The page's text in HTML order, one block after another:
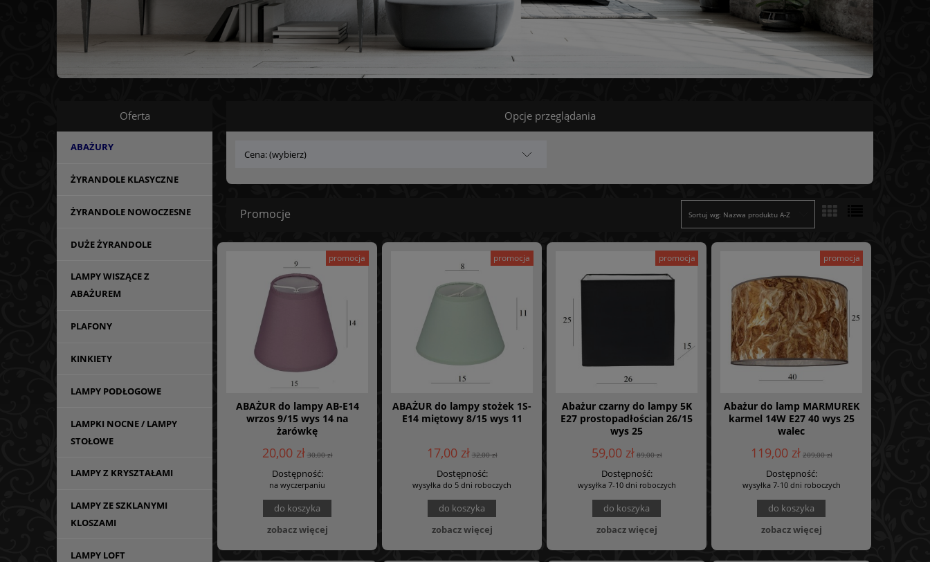
Oferta
ABAŻURY
ŻYRANDOLE KLASYCZNE
ŻYRANDOLE NOWOCZESNE
DUŻE ŻYRANDOLE
LAMPY WISZĄCE Z
ABAŻUREM
PLAFONY
KINKIETY
LAMPY PODŁOGOWE
LAMPKI NOCNE / LAMPY
STOŁOWE
LAMPY Z KRYSZTAŁAMI
LAMPY ZE SZKLANYMI
KLOSZAMI
LAMPY LOFT
Opcje przeglądania
Cena: (wybierz)
Promocje Sortuj wg: Nazwa produktu A-Z
ABAŻUR do lampy AB-E14
wrzos 9/15 wys 14 na
żarówkę
20,00 zł 30,00 zł
Dostępność:
na wyczerpaniu
do koszyka
zobacz więcej
promocja
ABAŻUR do lampy stożek 1S-
E14 miętowy 8/15 wys 11
17,00 zł 32,00 zł
Dostępność:
wysyłka do 5 dni roboczych
do koszyka
zobacz więcej
promocja
Abażur czarny do lampy 5K
E27 prostopadłościan 26/15
wys 25
59,00 zł 89,00 zł
Dostępność:
wysyłka 7-10 dni roboczych
do koszyka
zobacz więcej
promocja
Abażur do lamp MARMUREK
karmel 14W E27 40 wys 25
walec
119,00 zł 209,00 zł
Dostępność:
wysyłka 7-10 dni roboczych
do koszyka
zobacz więcej
promocja